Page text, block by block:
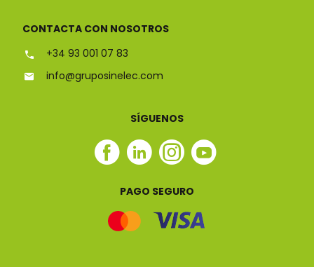
CONTACTA CON NOSOTROS
+34 93 001 07 83
info@gruposinelec.com
SÍGUENOS
Facebook
Linkedin
Instagram
Youtube
PAGO SEGURO